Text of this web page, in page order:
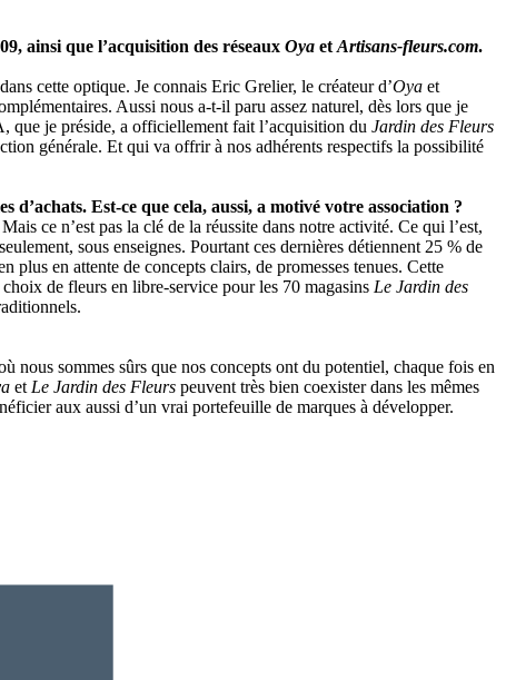
ainsi que l’acquisition des réseaux Oya et Artisans-fleurs.com.
cette optique. Je connais Eric Grelier, le créateur d’Oya et
Aussi nous a-t-il paru assez naturel, dès lors que je
que je préside, a officiellement fait l’acquisition du Jardin des Fleurs
générale. Et qui va offrir à nos adhérents respectifs la possibilité
Est-ce que cela, aussi, a motivé votre association ?
ce n’est pas la clé de la réussite dans notre activité. Ce qui l’est,
sous enseignes. Pourtant ces dernières détiennent 25 % de
plus en attente de concepts clairs, de promesses tenues. Cette
de fleurs en libre-service pour les 70 magasins Le Jardin des
nous sommes sûrs que nos concepts ont du potentiel, chaque fois en
et Le Jardin des Fleurs peuvent très bien coexister dans les mêmes
aux aussi d’un vrai portefeuille de marques à développer.